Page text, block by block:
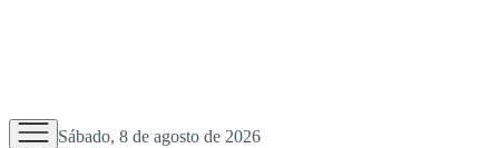
Sábado, 8 de agosto de 2026